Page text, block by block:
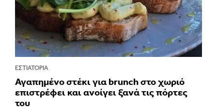
ΕΣΤΙΑΤΌΡΙΑ
Αγαπημένο στέκι για brunch στο χωριό
επιστρέφει και ανοίγει ξανά τις πόρτες
του